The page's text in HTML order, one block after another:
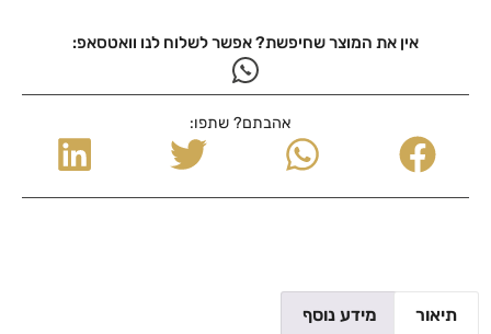
אין את המוצר שחיפשת? אפשר לשלוח לנו וואטסאפ:
אהבתם? שתפו:
תיאור מידע נוסף